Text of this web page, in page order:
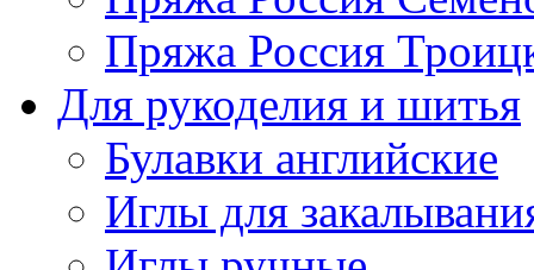
Пряжа Россия
Для рукоделия и шитья
Булавки английские
Иглы для